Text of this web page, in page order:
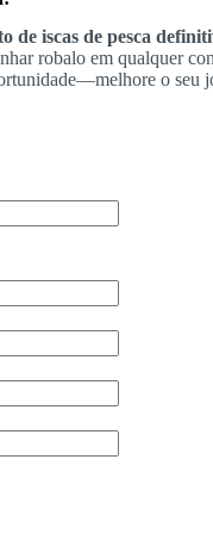
de iscas de pesca
robalo em qualquer
o seu